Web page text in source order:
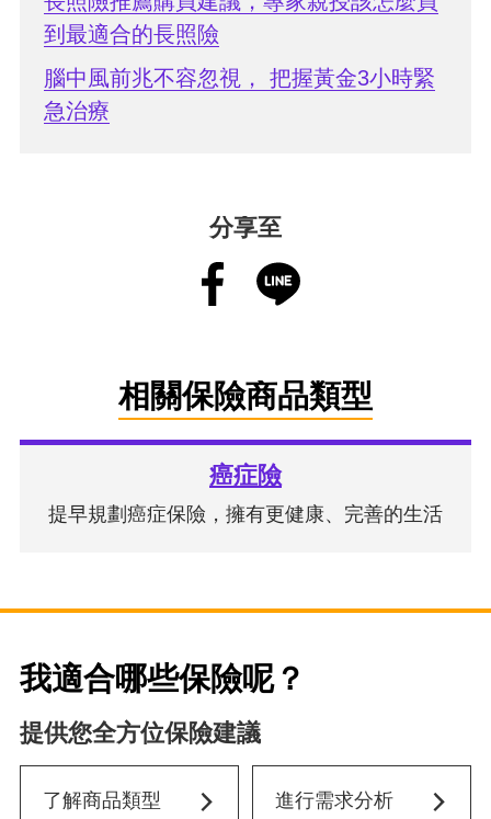
到最適合的長照險
腦中風前兆不容忽視， 把握黃金3小時緊
急治療
分享至
相關保險商品類型
癌症險
提早規劃癌症保險，擁有更健康、完善的生活
我適合哪些保險呢？
提供您全方位保險建議
了解商品類型 進行需求分析